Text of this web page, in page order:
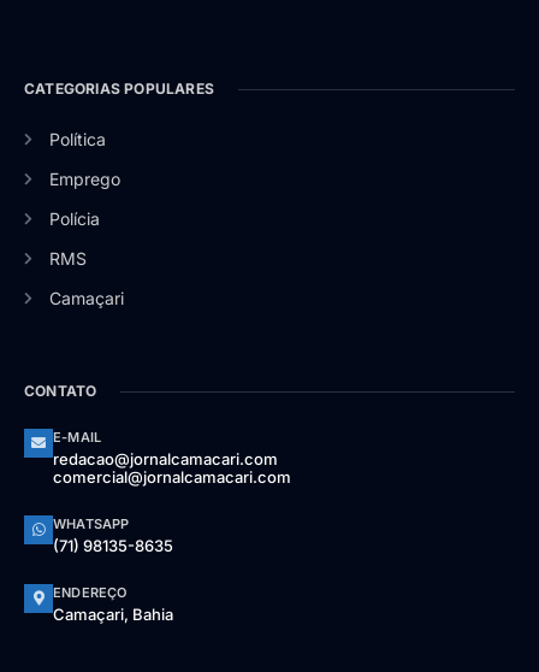
CATEGORIAS POPULARES
Política
Emprego
Polícia
RMS
Camaçari
CONTATO
E-MAIL
redacao@jornalcamacari.com
comercial@jornalcamacari.com
WHATSAPP
(71) 98135-8635
ENDEREÇO
Camaçari, Bahia